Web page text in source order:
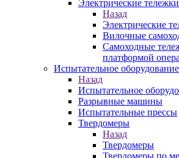
Электрические тележки
Назад
Электрические
Вилочные
Самоходные
платформой
Испытательное оборудование
Назад
Испытательное
Разрывные машины
Испытательные прессы
Твердомеры
Назад
Твердомеры
Твердомеры по